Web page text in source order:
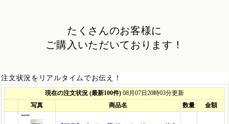
たくさんのお客様に
ご購入いただいております！
注文状況をリアルタイムでお伝え！